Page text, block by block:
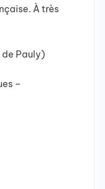
À très
Pauly)
–